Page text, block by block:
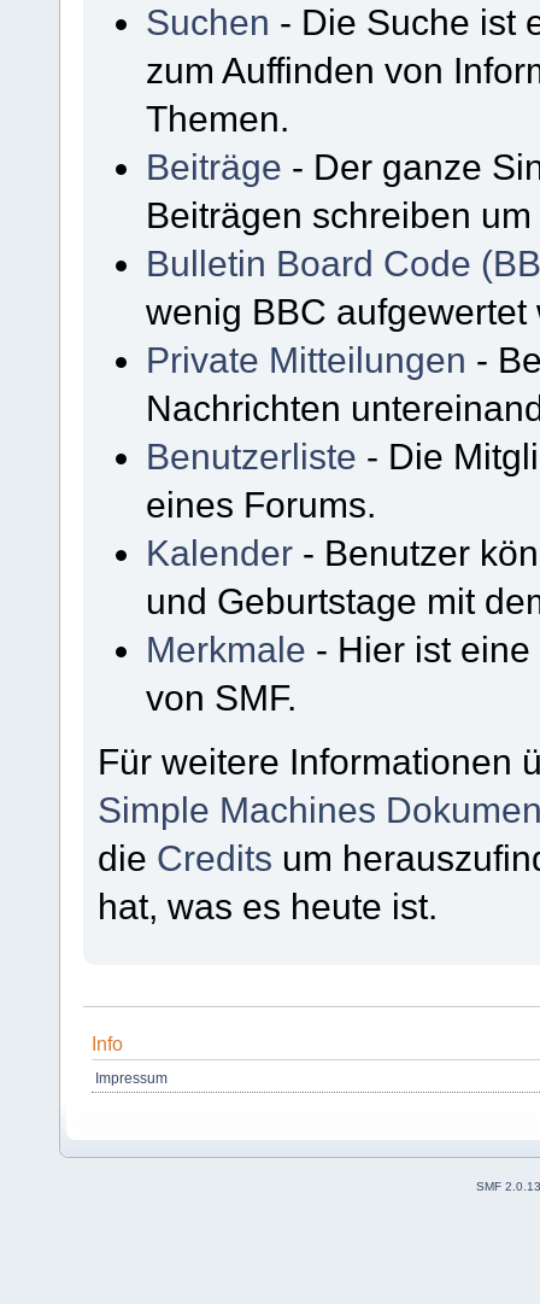
Suchen - Die Suche ist
zum Auffinden von
Themen.
Beiträge - Der ganze
Beiträgen schreiben
Bulletin Board Code
wenig BBC aufgewertet
Private Mitteilungen -
Nachrichten
Benutzerliste - Die
eines Forums.
Kalender - Benutzer
und Geburtstage mit
Merkmale - Hier ist
von SMF.
Für weitere Informationen
Simple Machines
die Credits um
hat, was es heute ist.
Info
Impressum
SMF 2.0.13